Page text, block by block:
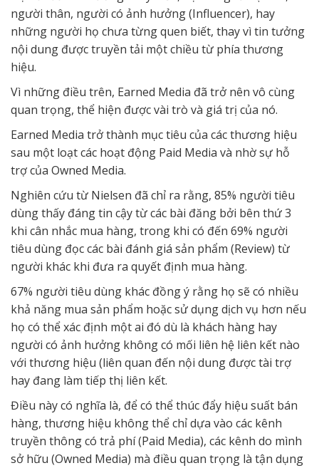
người thân, người có ảnh hưởng (Influencer), hay
những người họ chưa từng quen biết, thay vì tin tưởng
nội dung được truyền tải một chiều từ phía thương
hiệu.
Vì những điều trên, Earned Media đã trở nên vô cùng
quan trọng, thể hiện được vài trò và giá trị của nó.
Earned Media trở thành mục tiêu của các thương hiệu
sau một loạt các hoạt động Paid Media và nhờ sự hỗ
trợ của Owned Media.
Nghiên cứu từ Nielsen đã chỉ ra rằng, 85% người tiêu
dùng thấy đáng tin cậy từ các bài đăng bởi bên thứ 3
khi cân nhắc mua hàng, trong khi có đến 69% người
tiêu dùng đọc các bài đánh giá sản phẩm (Review) từ
người khác khi đưa ra quyết định mua hàng.
67% người tiêu dùng khác đồng ý rằng họ sẽ có nhiều
khả năng mua sản phẩm hoặc sử dụng dịch vụ hơn nếu
họ có thể xác định một ai đó dù là khách hàng hay
người có ảnh hưởng không có mối liên hệ liên kết nào
với thương hiệu (liên quan đến nội dung được tài trợ
hay đang làm tiếp thị liên kết.
Điều này có nghĩa là, để có thể thúc đẩy hiệu suất bán
hàng, thương hiệu không thể chỉ dựa vào các kênh
truyền thông có trả phí (Paid Media), các kênh do mình
sở hữu (Owned Media) mà điều quan trọng là tận dụng